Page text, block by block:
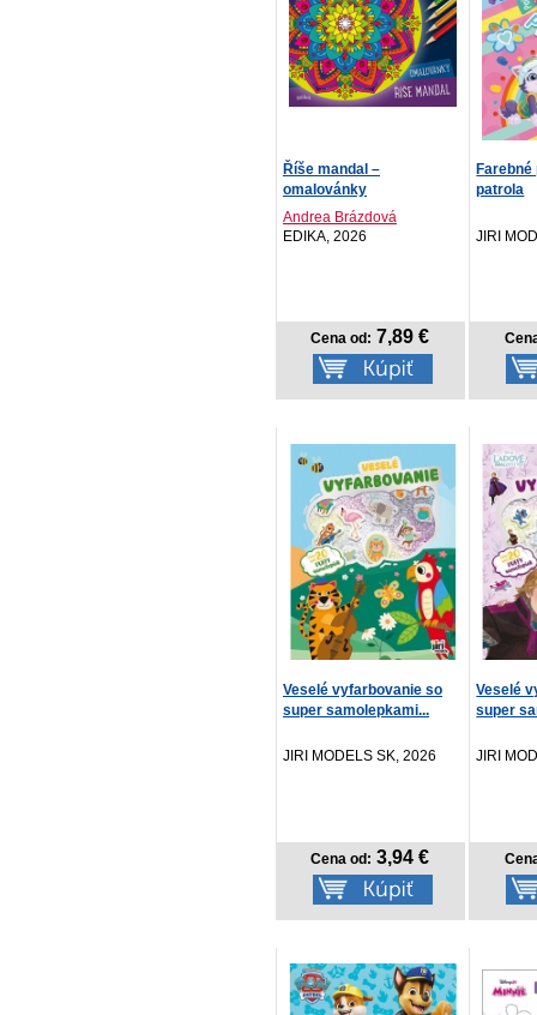
Říše mandal –
omalovánky
Andrea Brázdová
EDIKA, 2026
Cena od: 7,89 €
patrola
JIRI
Veselé vyfarbovanie so
super samolepkami...
JIRI MODELS SK, 2026
Cena od: 3,94 €
Veselé
super
JIRI